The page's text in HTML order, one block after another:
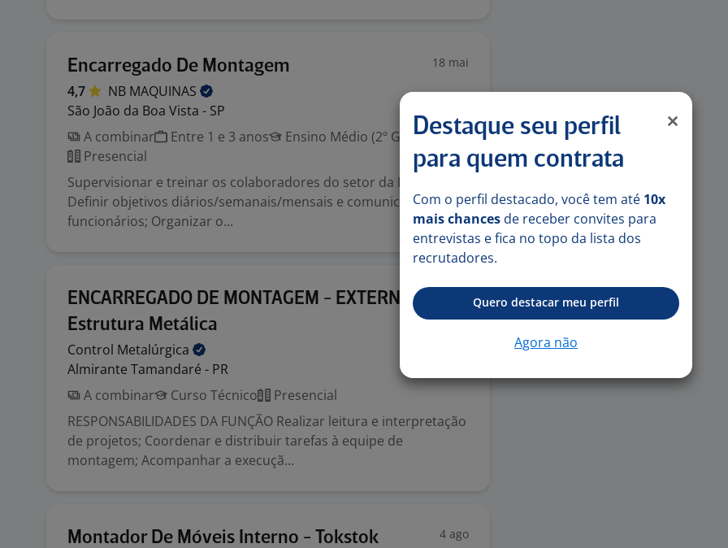
Encarregado De Montagem 18 mai
4,7 NB MAQUINAS
São João da Boa Vista - SP
A combinar
Entre 1 e 3 anos
Ensino Médio (2º Grau)
Presencial
Supervisionar e treinar os colaboradores do setor da Montagem;
Definir objetivos diários/semanais/mensais e comunicá-los aos
funcionários; Organizar o...
ENCARREGADO DE MONTAGEM - EXTERNO I
Estrutura Metálica
Control Metalúrgica
Almirante Tamandaré - PR
A combinar
Curso Técnico
Presencial
RESPONSABILIDADES DA FUNÇÃO Realizar leitura e interpretação
de projetos; Coordenar e distribuir tarefas à equipe de
montagem; Acompanhar a execuçã...
Montador De Móveis Interno - Tokstok
4 ago
Destaque seu perfil
para quem contrata
Com o perfil destacado, você tem até 10x
mais chances de receber convites para
entrevistas e fica no topo da lista dos
recrutadores.
Quero destacar meu perfil
Agora não